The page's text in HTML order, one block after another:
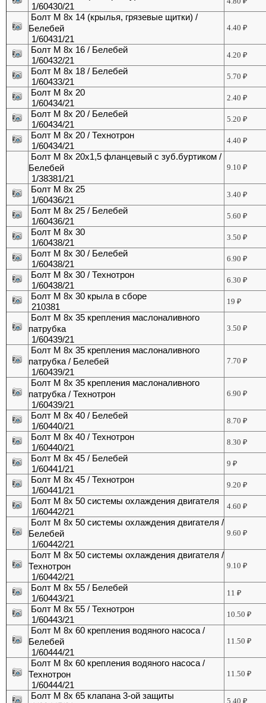
1/60430/21
Болт М 8х 14 (крылья, грязевые щитки) /
Белебей
1/60431/21
4.40₽
Болт М 8х 16 / Белебей
1/60432/21
4.20₽
Болт М 8х 18 / Белебей
1/60433/21
5.70₽
Болт М 8х 20
1/60434/21
2.40₽
Болт М 8х 20 / Белебей
1/60434/21
5.20₽
Болт М 8х 20 / Технотрон
1/60434/21
4.40₽
Болт М 8х 20х1,5 фланцевый с зуб.буртиком /
Белебей
1/38381/21
9.10₽
Болт М 8х 25
1/60436/21
3.40₽
Болт М 8х 25 / Белебей
1/60436/21
5.60₽
Болт М 8х 30
1/60438/21
3.50₽
Болт М 8х 30 / Белебей
1/60438/21
6.90₽
Болт М 8х 30 / Технотрон
1/60438/21
6.30₽
Болт М 8х 30 крыла в сборе
210381
19₽
Болт М 8х 35 крепления маслоналивного
патрубка
1/60439/21
3.50₽
Болт М 8х 35 крепления маслоналивного
патрубка / Белебей
1/60439/21
7.70₽
Болт М 8х 35 крепления маслоналивного
патрубка / Технотрон
1/60439/21
6.90₽
Болт М 8х 40 / Белебей
1/60440/21
8.70₽
Болт М 8х 40 / Технотрон
1/60440/21
8.30₽
Болт М 8х 45 / Белебей
1/60441/21
9₽
Болт М 8х 45 / Технотрон
1/60441/21
9.20₽
Болт М 8х 50 системы охлаждения двигателя
1/60442/21
4.60₽
Болт М 8х 50 системы охлаждения двигателя /
Белебей
1/60442/21
9.60₽
Болт М 8х 50 системы охлаждения двигателя /
Технотрон
1/60442/21
9.10₽
Болт М 8х 55 / Белебей
1/60443/21
11₽
Болт М 8х 55 / Технотрон
1/60443/21
10.50₽
Болт М 8х 60 крепления водяного насоса /
Белебей
1/60444/21
11.50₽
Болт М 8х 60 крепления водяного насоса /
Технотрон
1/60444/21
11.50₽
Болт М 8х 65 клапана 3-ой защиты
5.40₽